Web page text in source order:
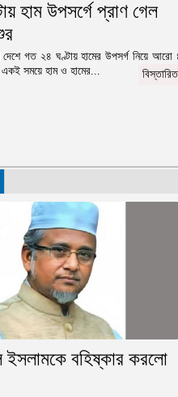
হাম উপসর্গে প্রাণ গেল
দেশে গত ২৪ ঘণ্টায় হামের উপসর্গ নিয়ে আরো
সময়ে হাম ও হামের...
বিস্তারিত
ইসলামকে বহিষ্কার করলো